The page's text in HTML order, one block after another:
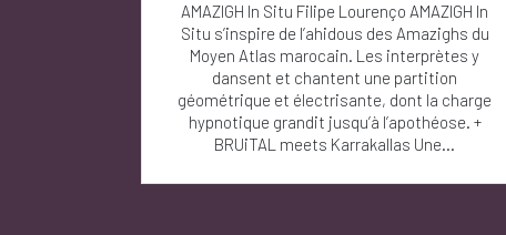
AMAZIGH In Situ Filipe Lourenço AMAZIGH In
Situ s’inspire de l’ahidous des Amazighs du
Moyen Atlas marocain. Les interprètes y
dansent et chantent une partition
géométrique et électrisante, dont la charge
hypnotique grandit jusqu’à l’apothéose. +
BRUiTAL meets Karrakallas Une...